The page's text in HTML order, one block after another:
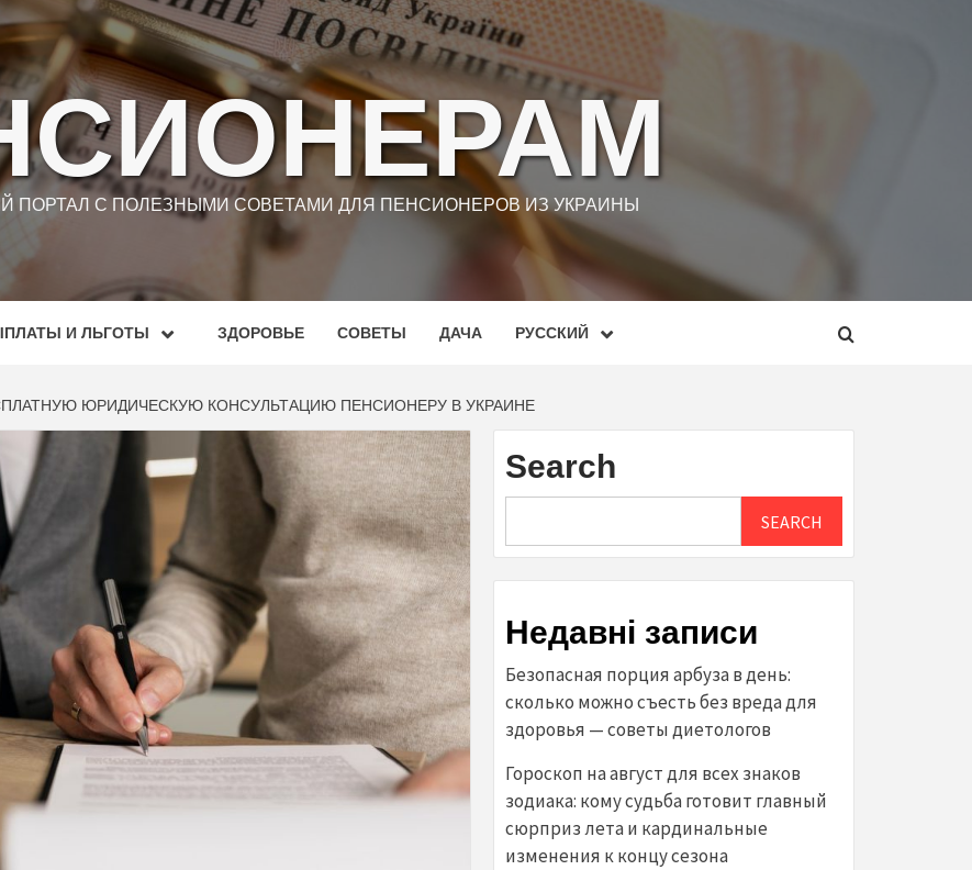
ПОРТАЛ С ПОЛЕЗНЫМИ СОВЕТАМИ ДЛЯ ПЕНСИОНЕРОВ ИЗ УКРАИНЫ
И ЛЬГОТЫ ЗДОРОВЬЕ СОВЕТЫ ДАЧА РУССКИЙ
ЮРИДИЧЕСКУЮ КОНСУЛЬТАЦИЮ ПЕНСИОНЕРУ В УКРАИНЕ
Search
SEARCH
Недавні записи
Безопасная порция арбуза в день:
сколько можно съесть без вреда для
здоровья — советы диетологов
Гороскоп на август для всех знаков
зодиака: кому судьба готовит главный
сюрприз лета и кардинальные
изменения к концу сезона